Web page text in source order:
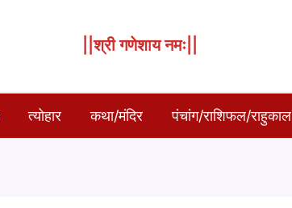
||श्री गणेशाय नमः||
त्योहार कथा/मंदिर पंचांग/राशिफल/राहुकाल